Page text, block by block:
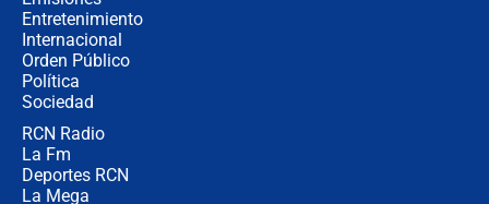
Entretenimiento
Internacional
Orden Público
Política
Sociedad
RCN Radio
La Fm
Deportes RCN
La Mega